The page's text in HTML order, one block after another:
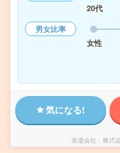
20代
男女比率
女性
気になる!
派遣会社 株式